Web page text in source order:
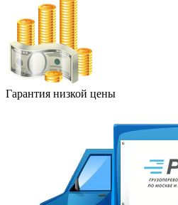
Гарантия низкой цены